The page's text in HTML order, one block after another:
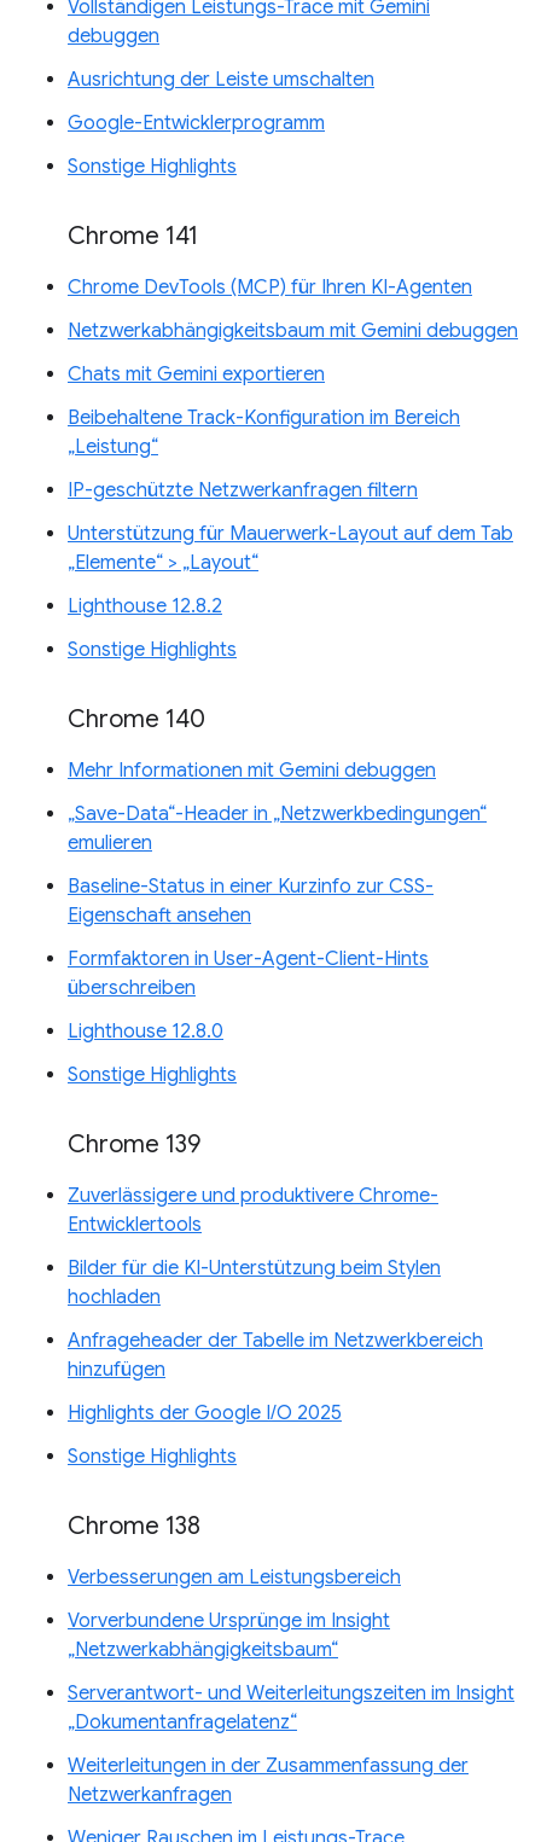
Vollständigen Leistungs-Trace mit Gemini
debuggen
Ausrichtung der Leiste umschalten
Google-Entwicklerprogramm
Sonstige Highlights
Chrome 141
Chrome DevTools (MCP) für Ihren KI-Agenten
Netzwerkabhängigkeitsbaum mit Gemini debuggen
Chats mit Gemini exportieren
Beibehaltene Track-Konfiguration im Bereich
„Leistung“
IP-geschützte Netzwerkanfragen filtern
Unterstützung für Mauerwerk-Layout auf dem Tab
„Elemente“ > „Layout“
Lighthouse 12.8.2
Sonstige Highlights
Chrome 140
Mehr Informationen mit Gemini debuggen
„Save-Data“-Header in „Netzwerkbedingungen“
emulieren
Baseline-Status in einer Kurzinfo zur CSS-
Eigenschaft ansehen
Formfaktoren in User-Agent-Client-Hints
überschreiben
Lighthouse 12.8.0
Sonstige Highlights
Chrome 139
Zuverlässigere und produktivere Chrome-
Entwicklertools
Bilder für die KI-Unterstützung beim Stylen
hochladen
Anfrageheader der Tabelle im Netzwerkbereich
hinzufügen
Highlights der Google I/O 2025
Sonstige Highlights
Chrome 138
Verbesserungen am Leistungsbereich
Vorverbundene Ursprünge im Insight
„Netzwerkabhängigkeitsbaum“
Serverantwort- und Weiterleitungszeiten im Insight
„Dokumentanfragelatenz“
Weiterleitungen in der Zusammenfassung der
Netzwerkanfragen